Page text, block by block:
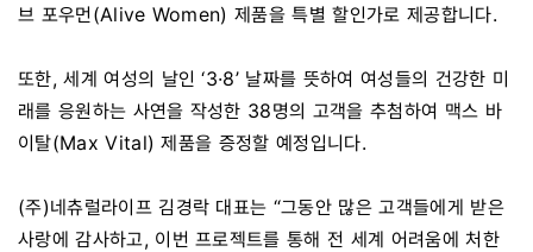
브 포우먼(Alive Women) 제품을 특별 할인가로 제공합니다.
또한, 세계 여성의 날인 ‘3·8’ 날짜를 뜻하여 여성들의 건강한 미
래를 응원하는 사연을 작성한 38명의 고객을 추첨하여 맥스 바
이탈(Max Vital) 제품을 증정할 예정입니다.
(주)네츄럴라이프 김경락 대표는 “그동안 많은 고객들에게 받은
사랑에 감사하고, 이번 프로젝트를 통해 전 세계 어려움에 처한